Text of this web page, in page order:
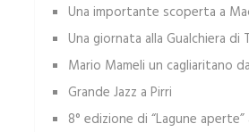
Una importante scoperta a
Una giornata alla Gualchiera di
Mario Mameli un cagliaritano
Grande Jazz a Pirri
8° edizione di “Lagune